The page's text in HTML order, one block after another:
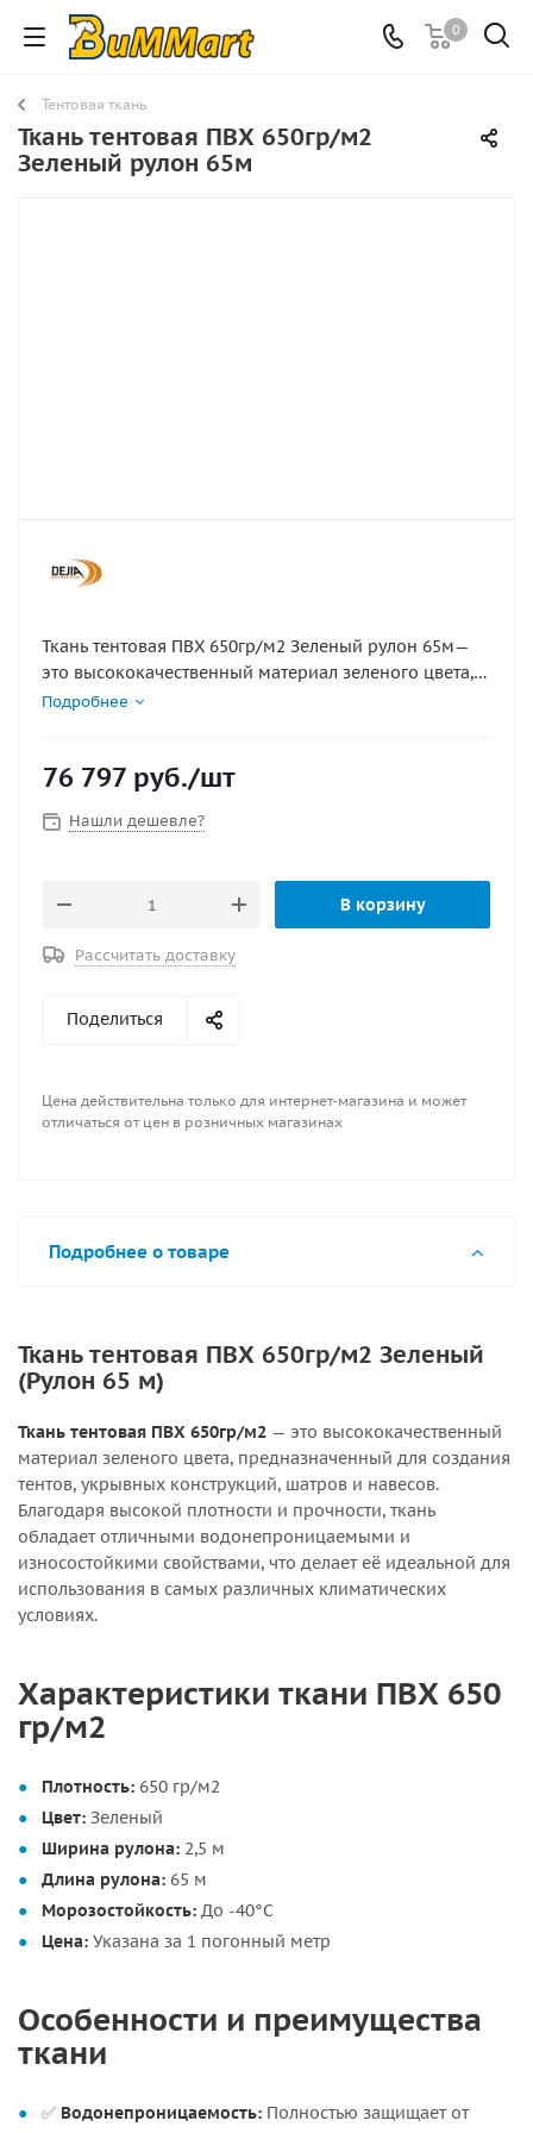
0
Тентовая ткань
Ткань тентовая ПВХ 650гр/м2
Зеленый рулон 65м
Ткань тентовая ПВХ 650гр/м2 Зеленый рулон 65м—
это высококачественный материал зеленого цвета,
предназначенный для создания тентов, укрывных
водонепроницаемыми и износостойкими
использования в самых различных климатических
Подробнее
76 797 руб./шт
Нашли дешевле?
В корзину
Рассчитать доставку
Поделиться
Цена действительна только для интернет-магазина и может
отличаться от цен в розничных магазинах
Подробнее о товаре
Ткань тентовая ПВХ 650гр/м2 Зеленый
(Рулон 65 м)
Ткань тентовая ПВХ 650гр/м2 — это высококачественный
материал зеленого цвета, предназначенный для создания
тентов, укрывных конструкций, шатров и навесов.
Благодаря высокой плотности и прочности, ткань
обладает отличными водонепроницаемыми и
износостойкими свойствами, что делает её идеальной для
использования в самых различных климатических
условиях.
Характеристики ткани ПВХ 650
гр/м2
Плотность: 650 гр/м2
Цвет: Зеленый
Ширина рулона: 2,5 м
Длина рулона: 65 м
Морозостойкость: До -40°C
Цена: Указана за 1 погонный метр
Особенности и преимущества
ткани
✅ Водонепроницаемость: Полностью защищает от